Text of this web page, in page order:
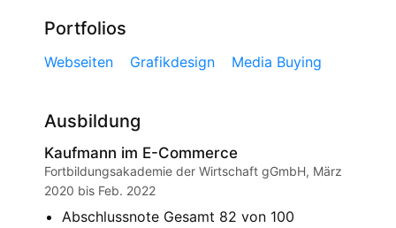
Portfolios
Webseiten Grafikdesign Media Buying
Ausbildung
Kaufmann im E-Commerce
Fortbildungsakademie der Wirtschaft gGmbH, März
2020 bis Feb. 2022
Abschlussnote Gesamt 82 von 100